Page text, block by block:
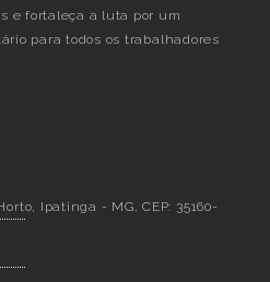
e fortaleça a luta por um
para todos os trabalhadores
Ipatinga - MG, CEP: 35160-